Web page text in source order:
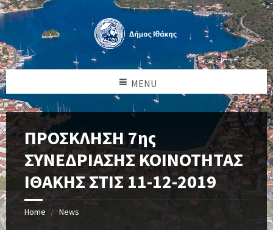
MENU
ΠΡΟΣΚΛΗΣΗ 7ης
ΣΥΝΕΔΡΙΑΣΗΣ ΚΟΙΝΟΤΗΤΑΣ
ΙΘΑΚΗΣ ΣΤΙΣ 11-12-2019
Home News